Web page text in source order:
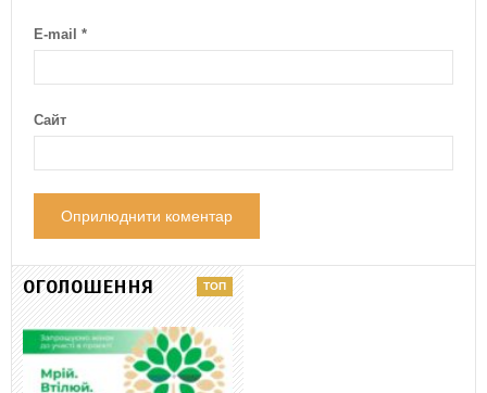
E-mail *
Сайт
ОГОЛОШЕННЯ